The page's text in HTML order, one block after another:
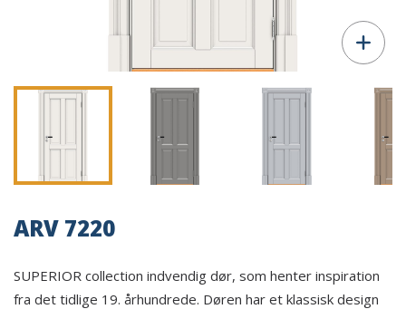
ARV 7220
SUPERIOR collection indvendig dør, som henter inspiration
fra det tidlige 19. århundrede. Døren har et klassisk design